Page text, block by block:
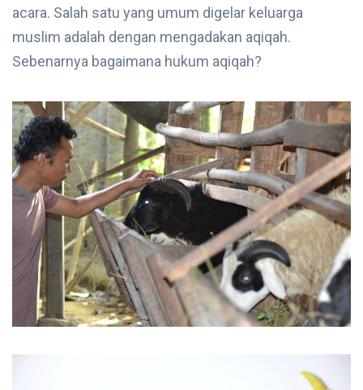
acara. Salah satu yang umum digelar keluarga
muslim adalah dengan mengadakan aqiqah.
Sebenarnya bagaimana hukum aqiqah?